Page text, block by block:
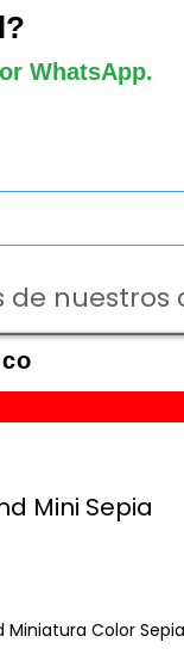
WhatsApp.
de nuestros
Mini Sepia
Miniatura Color